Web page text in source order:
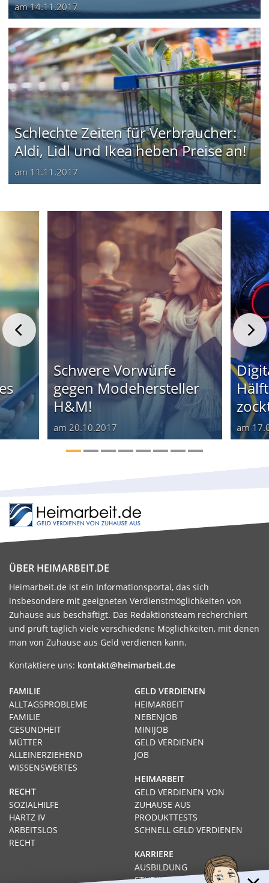
am14.11.2017
Schlechte Zeiten für Verbraucher:
Aldi, Lidl und Ikea heben Preise an!
am 11.11.2017
Schwere Vorwürfe
gegen Modehersteller
H&M!
am 20.10.2017 am
ÜBER HEIMARBEIT.DE
Heimarbeit.de ist ein Informationsportal, das sich
insbesondere mit geeigneten Verdienstmöglichkeiten von
Zuhause aus beschäftigt. Das Redaktionsteam recherchiert
und prüft täglich viele verschiedene Möglichkeiten, mit denen
man von Zuhause aus Geld verdienen kann.
Kontaktiere uns: kontakt@heimarbeit.de
GELD VERDIENEN
HEIMARBEIT
NEBENJOB
MINIJOB
GELD VERDIENEN
JOB
HEIMARBEIT
GELD VERDIENEN VON
ZUHAUSE AUS
PRODUKTTESTS
SCHNELL GELD VERDIENEN
KARRIERE
AUSBILDUNG
STUDIUM
FAMILIE
ALLTAGSPROBLEME
FAMILIE
GESUNDHEIT
MÜTTER
ALLEINERZIEHEND
WISSENSWERTES
RECHT
SOZIALHILFE
HARTZ IV
ARBEITSLOS
RECHT